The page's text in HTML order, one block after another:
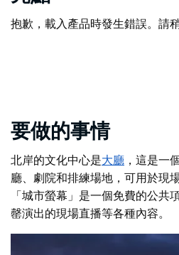
抱歉，載入產品時發生錯誤。請稍
要做的事情
北岸的文化中心是大廳 ，這是一
廳、劇院和排練場地，可用於現
「城市螢幕」是一個免費的公共
罄演出的現場直播等各種內容。